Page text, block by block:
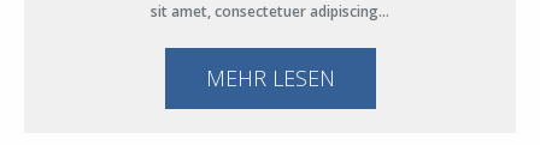
sit amet, consectetuer adipiscing…
MEHR LESEN